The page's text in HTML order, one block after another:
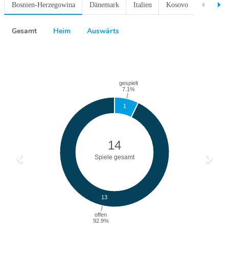
Bosnien-Herzegowina Dänemark Italien Kosovo Polen
Gesamt Heim Auswärts